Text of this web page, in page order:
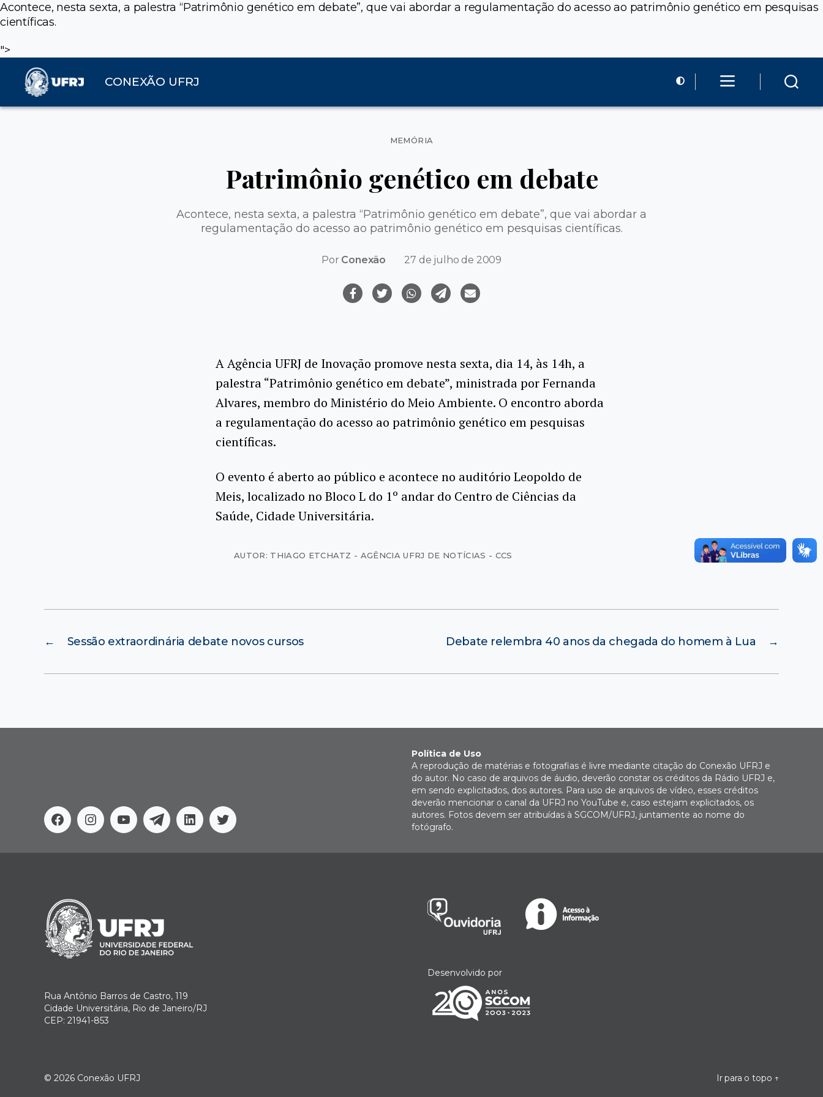
Acontece, nesta sexta, a palestra “Patrimônio genético em debate”, que vai abordar a regulamentação do acesso ao patrimônio genético em pesquisas
científicas.
">
CONEXÃO UFRJ
Categorias
MEMÓRIA
Patrimônio genético em debate
Acontece, nesta sexta, a palestra “Patrimônio genético em debate”, que vai abordar a
regulamentação do acesso ao patrimônio genético em pesquisas científicas.
Por Conexão 27 de julho de 2009
A Agência UFRJ de Inovação promove nesta sexta, dia 14, às 14h, a
palestra “Patrimônio genético em debate”, ministrada por Fernanda
Alvares, membro do Ministério do Meio Ambiente. O encontro aborda
a regulamentação do acesso ao patrimônio genético em pesquisas
científicas.
O evento é aberto ao público e acontece no auditório Leopoldo de
Meis, localizado no Bloco L do 1º andar do Centro de Ciências da
Saúde, Cidade Universitária.
AUTOR: THIAGO ETCHATZ - AGÊNCIA UFRJ DE NOTÍCIAS - CCS
← Sessão extraordinária debate novos cursos →
Debate relembra 40 anos da chegada do homem à Lua
FacebookInstagram
YoutubeTelegramLinkedinTwitter
Política de Uso
A reprodução de matérias e fotografias é livre mediante citação do Conexão UFRJ e
do autor. No caso de arquivos de áudio, deverão constar os créditos da Rádio UFRJ e,
em sendo explicitados, dos autores. Para uso de arquivos de vídeo, esses créditos
deverão mencionar o canal da UFRJ no YouTube e, caso estejam explicitados, os
autores. Fotos devem ser atribuídas à SGCOM/UFRJ, juntamente ao nome do
fotógrafo.
Rua Antônio Barros de Castro, 119
Cidade Universitária, Rio de Janeiro/RJ
CEP: 21941-853
Desenvolvido por
© 2026 Conexão UFRJ Ir para o topo ↑